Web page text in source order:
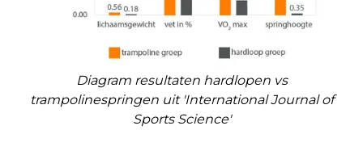
Diagram resultaten hardlopen vs
trampolinespringen uit 'International Journal of
Sports Science'